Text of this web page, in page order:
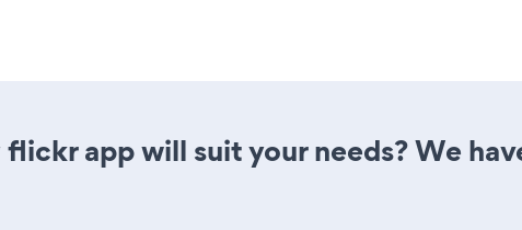
app will suit your needs? We